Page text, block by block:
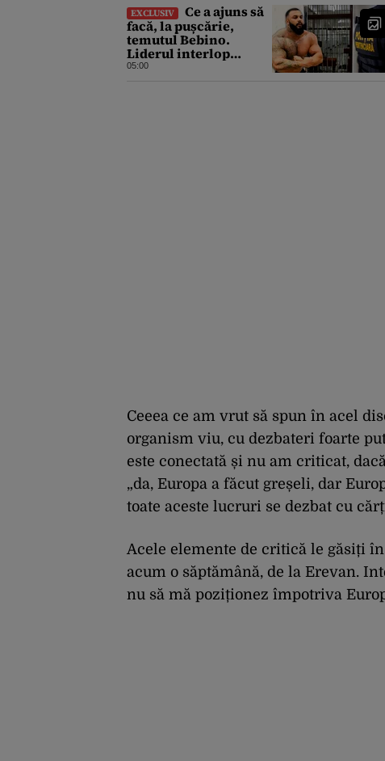
EXCLUSIV
Ce a ajuns să
facă, la pușcărie,
temutul Bebino.
Liderul interlop
bucureștean, trimis la
05:00
Ceeea ce am vrut să spun în acel
organism viu, cu dezbateri foarte
este conectată și nu am criticat,
„da, Europa a făcut greșeli, dar
toate aceste lucruri se dezbat cu
Acele elemente de critică le găsiți
acum o săptămână, de la Erevan.
nu să mă poziționez împotriva